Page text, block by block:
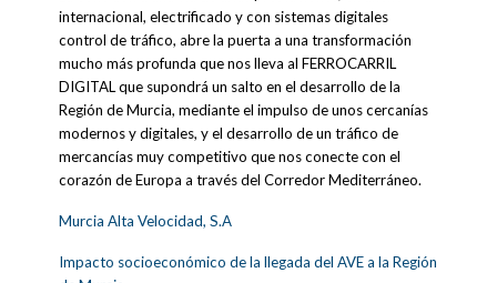
internacional, electrificado y con sistemas digitales
control de tráfico, abre la puerta a una transformación
mucho más profunda que nos lleva al FERROCARRIL
DIGITAL que supondrá un salto en el desarrollo de la
Región de Murcia, mediante el impulso de unos cercanías
modernos y digitales, y el desarrollo de un tráfico de
mercancías muy competitivo que nos conecte con el
corazón de Europa a través del Corredor Mediterráneo.
Murcia Alta Velocidad, S.A
Impacto socioeconómico de la llegada del AVE a la Región